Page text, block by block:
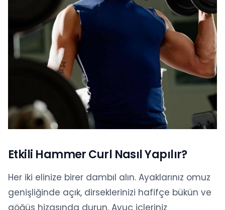
Etkili Hammer Curl Nasıl Yapılır?
Her iki elinize birer dambıl alın. Ayaklarınız omuz
genişliğinde açık, dirseklerinizi hafifçe bükün ve
göğüs hizasında durun. Avuç içleriniz